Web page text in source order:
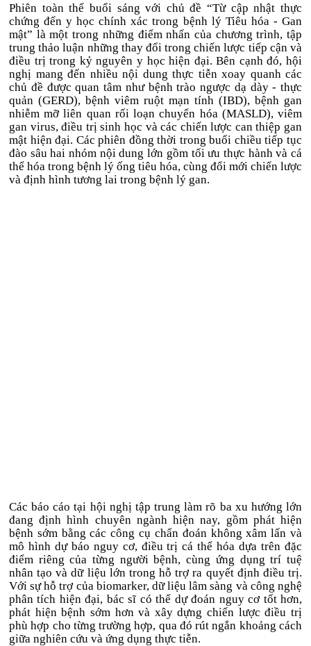
Phiên toàn thể buổi sáng với chủ đề “Từ cập nhật thực
chứng đến y học chính xác trong bệnh lý Tiêu hóa - Gan
mật” là một trong những điểm nhấn của chương trình, tập
trung thảo luận những thay đổi trong chiến lược tiếp cận và
điều trị trong kỷ nguyên y học hiện đại. Bên cạnh đó, hội
nghị mang đến nhiều nội dung thực tiễn xoay quanh các
chủ đề được quan tâm như bệnh trào ngược dạ dày - thực
quản (GERD), bệnh viêm ruột mạn tính (IBD), bệnh gan
nhiễm mỡ liên quan rối loạn chuyển hóa (MASLD), viêm
gan virus, điều trị sinh học và các chiến lược can thiệp gan
mật hiện đại. Các phiên đồng thời trong buổi chiều tiếp tục
đào sâu hai nhóm nội dung lớn gồm tối ưu thực hành và cá
thể hóa trong bệnh lý ống tiêu hóa, cùng đổi mới chiến lược
và định hình tương lai trong bệnh lý gan.
Các báo cáo tại hội nghị tập trung làm rõ ba xu hướng lớn
đang định hình chuyên ngành hiện nay, gồm phát hiện
bệnh sớm bằng các công cụ chẩn đoán không xâm lấn và
mô hình dự báo nguy cơ, điều trị cá thể hóa dựa trên đặc
điểm riêng của từng người bệnh, cùng ứng dụng trí tuệ
nhân tạo và dữ liệu lớn trong hỗ trợ ra quyết định điều trị.
Với sự hỗ trợ của biomarker, dữ liệu lâm sàng và công nghệ
phân tích hiện đại, bác sĩ có thể dự đoán nguy cơ tốt hơn,
phát hiện bệnh sớm hơn và xây dựng chiến lược điều trị
phù hợp cho từng trường hợp, qua đó rút ngắn khoảng cách
giữa nghiên cứu và ứng dụng thực tiễn.